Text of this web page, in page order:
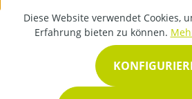
Diese Website verwendet Cookies,
Erfahrung bieten zu können.